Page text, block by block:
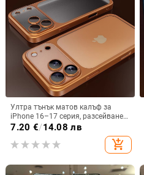
Ултра тънък матов калъф за
iPhone 16–17 серия, разсейване
на топлината, пълно покритие,
удароустойчив и устойчив на
отпечатъци
7.20 €/14.08 лв
add_shopping_cart